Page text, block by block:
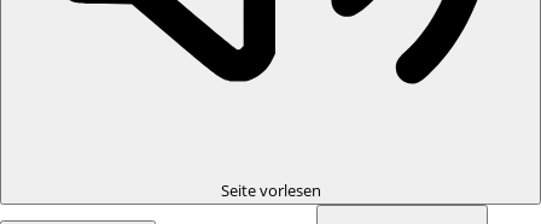
Seite vorlesen